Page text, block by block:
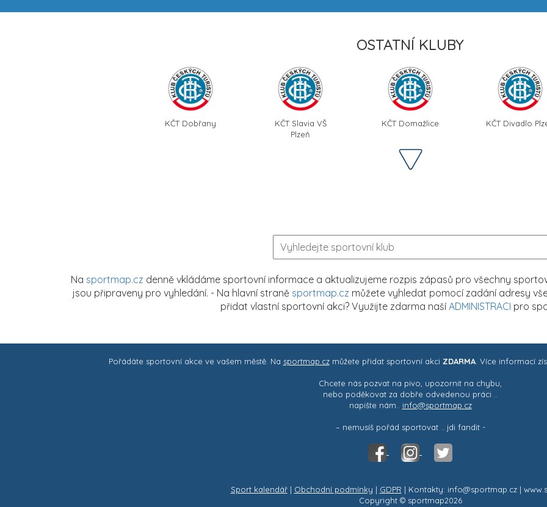
OSTATNÍ KLUBY
KČT Dobřany
KČT Slavia VŠ
Plzeň
KČT Domažlice KČT Divadlo
Na sportmap.cz denně vkládáme sportovní informace a aktualizujeme rozpis zápasů pro všechny
jsou připraveny pro vyhledání. - Na hlavní straně sportmap.cz můžete vyhledat pomocí zadání adresy
přidat vlastní sportovní akci? Využijte zdarma naší ADMINISTRACI pro
Pořádáte sportovní akce ve vašem městě. Na sportmap.czmůžete přidat sportovní akci ZDARMA. Více informací
Chcete nás pozvat na pivo, upozornit na chybu,
nebo poděkovat za dobře odvedenou práci ..
napište nám.. info@sportmap.cz
– nemusíš pořád sportovat .. jdi fandit -
Sport kalendář| Obchodní podmínky | GDPR | Kontakty: info@sportmap.cz |
Copyright © sportmap2026